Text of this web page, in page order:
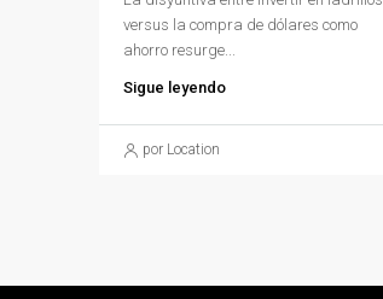
versus la compra de dólares como
ahorro resurge...
Sigue leyendo
por Location